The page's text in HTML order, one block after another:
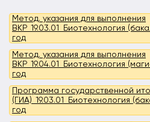
Метод. указания для выполнения
ВКР_19.03.01_Биотехнология
год
Метод. указания для выполнения
ВКР_19.04.01_Биотехнология
год
Программа государственной
(ГИА)_19.03.01_Биотехнология
год